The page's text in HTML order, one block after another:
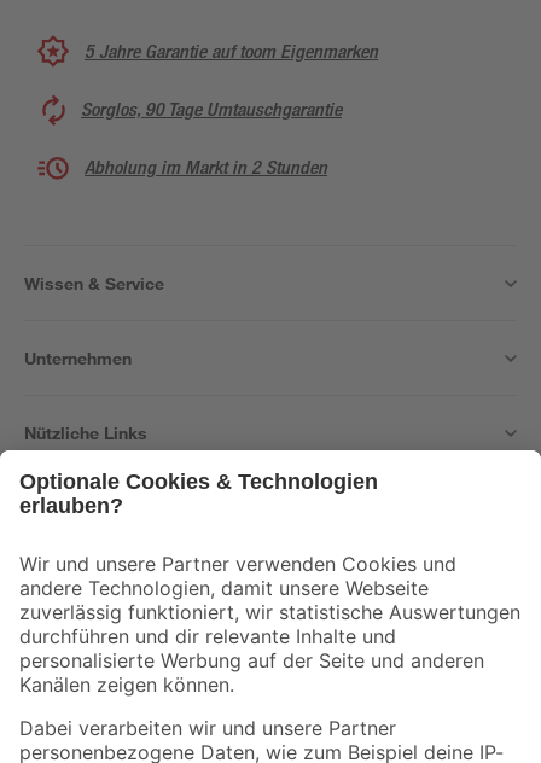
5 Jahre Garantie auf toom Eigenmarken
Sorglos, 90 Tage Umtauschgarantie
Abholung im Markt in 2 Stunden
Wissen & Service
Unternehmen
Nützliche Links
Der toom Newsletter: Keine Angebote und Aktionen mehr verpassen!
Zur Newsletter Anmeldung
Folge uns